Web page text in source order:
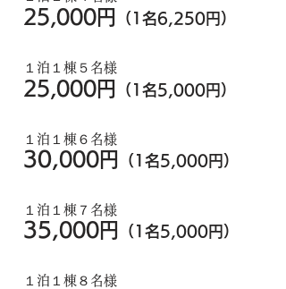
25,000円 （1名6,250円）
１泊１棟５名様
25,000円 （1名5,000円）
１泊１棟６名様
30,000円 （1名5,000円）
１泊１棟７名様
35,000円 （1名5,000円）
１泊１棟８名様